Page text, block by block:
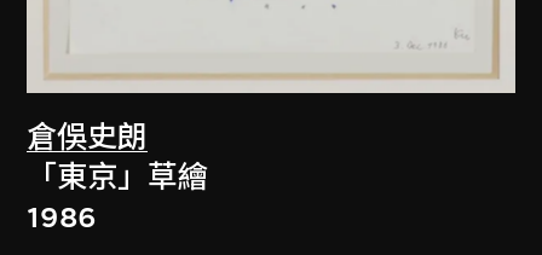
倉俁史朗
「東京」草繪
1986